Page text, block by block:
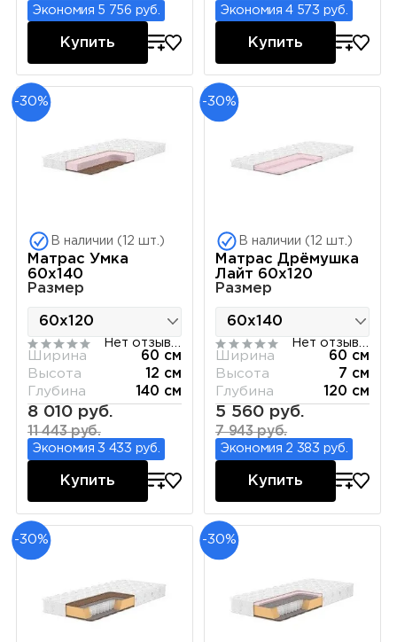
Экономия 5 756 руб.
Купить
Экономия 4 573 руб.
Купить
-30%
В наличии (12 шт.)
Матрас Умка
60х140
Размер
Ширина
60 см
Высота
12 см
Глубина
140 см
8 010 руб.
11 443 руб.
Экономия 3 433 руб.
Купить
-30%
В наличии (12 шт.)
Матрас Дрёмушка
Лайт 60х120
Размер
Ширина
60 см
Высота
7 см
Глубина
120 см
5 560 руб.
7 943 руб.
Экономия 2 383 руб.
Купить
-30% -30%